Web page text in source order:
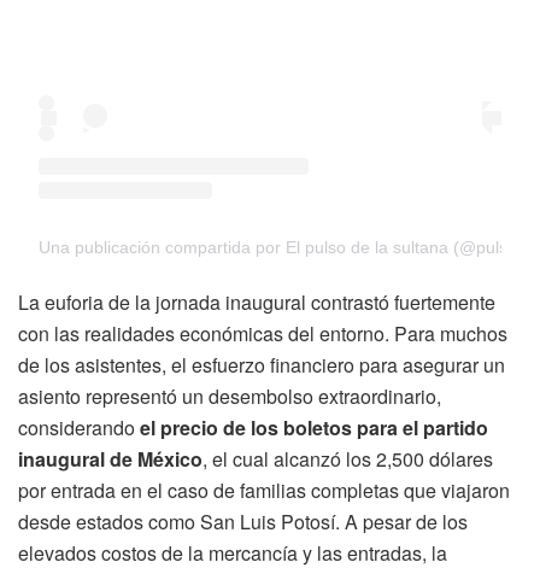
Una publicación compartida por El pulso de la sultana
La euforia de la jornada inaugural contrastó fuertemente
con las realidades económicas del entorno. Para muchos
de los asistentes, el esfuerzo financiero para asegurar un
asiento representó un desembolso extraordinario,
considerandoel precio de los boletos para el partido
inaugural de México, el cual alcanzó los 2,500 dólares
por entrada en el caso de familias completas que viajaron
desde estados como San Luis Potosí. A pesar de los
elevados costos de la mercancía y las entradas, la